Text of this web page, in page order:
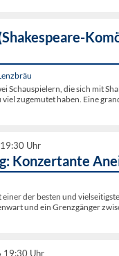
Schauspielern, die sich mit
viel zugemutet haben. Eine
Uhr
Konzertante
der besten und
und ein Grenzgänger
19:30 Uhr